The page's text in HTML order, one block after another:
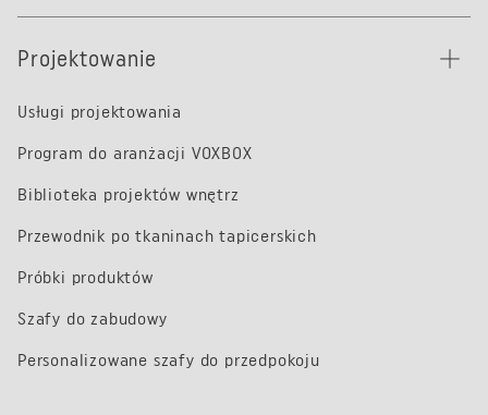
Projektowanie
Usługi projektowania
Program do aranżacji VOXBOX
Biblioteka projektów wnętrz
Przewodnik po tkaninach tapicerskich
Próbki produktów
Szafy do zabudowy
Personalizowane szafy do przedpokoju